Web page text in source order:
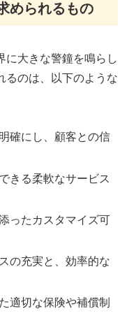
められるもの
に大きな警鐘を鳴らし
るのは、以下のような
確にし、顧客との信
きる柔軟なサービス
ったカスタマイズ可
の充実と、効率的な
適切な保険や補償制